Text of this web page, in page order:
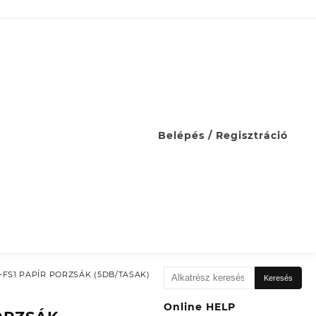
Belépés / Regisztráció
FS1 PAPÍR PORZSÁK (5DB/TASAK)
Keresés
következőre:
Keresés
Online HELP